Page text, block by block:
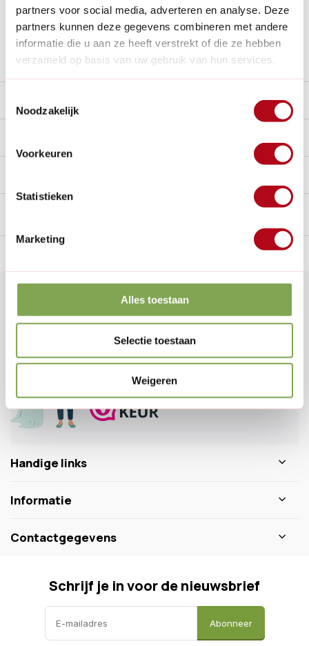
partners voor social media, adverteren en analyse. Deze
partners kunnen deze gegevens combineren met andere
informatie die u aan ze heeft verstrekt of die ze hebben
verzameld op basis van uw gebruik van hun services.
Noodzakelijk
Voorkeuren
Statistieken
Marketing
Alles toestaan
Selectie toestaan
Weigeren
Al28 jaarde tuinspecialist voor tuinliefhebbers
Nieuw:Haal je bestelling in Wilnis bij ons op!
Stel een vraag over dit product
de tuinspecialist
Klantenservice
Veelgestelde vragen
0346 218 111
info@dewiltfang.nl
+31 640511932
Handige links
Informatie
Contactgegevens
Schrijf je in voor de nieuwsbrief
Abonneer